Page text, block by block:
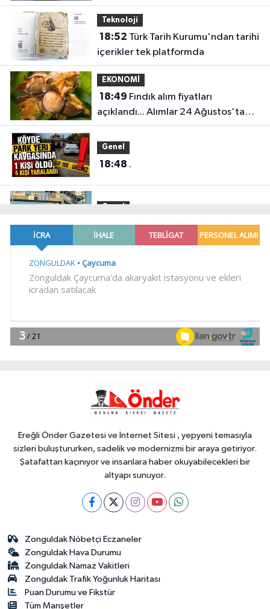
Teknoloji
18:52
içerikler tek platformda
EKONOMİ
18:49
açıklandı... Alımlar 24 Ağustos'ta
başlıyor
Genel
18:48 .
Genel
18:45HER AKŞAM AYNI ÇİLE!
18:44Görevden uzaklaştırılan Utku
18:35
başladı
Ereğli Önder Gazetesi ve İnternet Sitesi , yepyeni temasıyla
sizleri buluştururken, sadelik ve modernizmi bir araya getiriyor.
Şatafattan kaçınıyor ve insanlara haber okuyabilecekleri bir
altyapı sunuyor.
Zonguldak Nöbetçi Eczaneler
Zonguldak Hava Durumu
Zonguldak Namaz Vakitleri
Zonguldak Trafik Yoğunluk Haritası
Puan Durumu ve Fikstür
Tüm Manşetler